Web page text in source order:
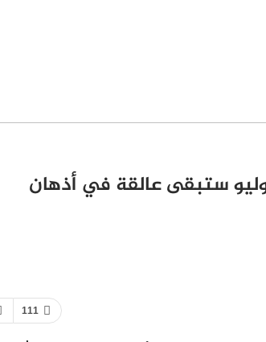
محمود البرعى: ذكرى ثورة 23 يوليو ستبقى عالقة في أذهان
111